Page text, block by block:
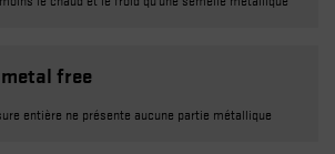
free
entière ne présente aucune partie métallique